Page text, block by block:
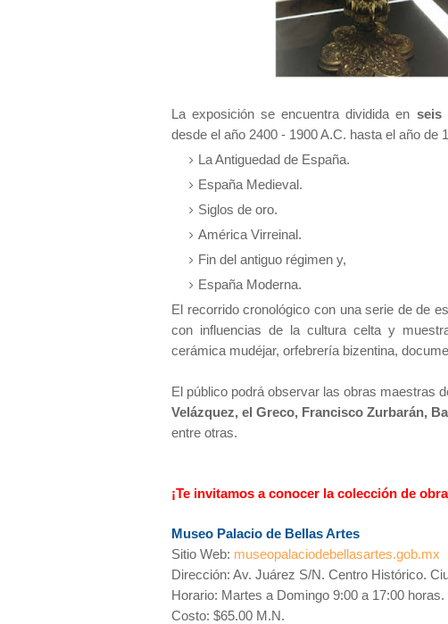
La exposición se encuentra dividida en seis
desde el año 2400 - 1900 A.C. hasta el año de
La Antiguedad de España.
España Medieval.
Siglos de oro.
América Virreinal.
Fin del antiguo régimen y,
España Moderna.
El recorrido cronológico con una serie de de
con influencias de la cultura celta y
cerámica mudéjar, orfebrería bizentina,
El público podrá observar las obras maestras
Velázquez, el Greco, Francisco Zurbarán,
entre otras.
¡Te invitamos a conocer la colección de
Museo Palacio de Bellas Artes
Sitio Web: museopalaciodebellasartes.gob.mx
Dirección: Av. Juárez S/N. Centro Histórico.
Horario: Martes a Domingo 9:00 a 17:00 horas.
Costo: $65.00 M.N.